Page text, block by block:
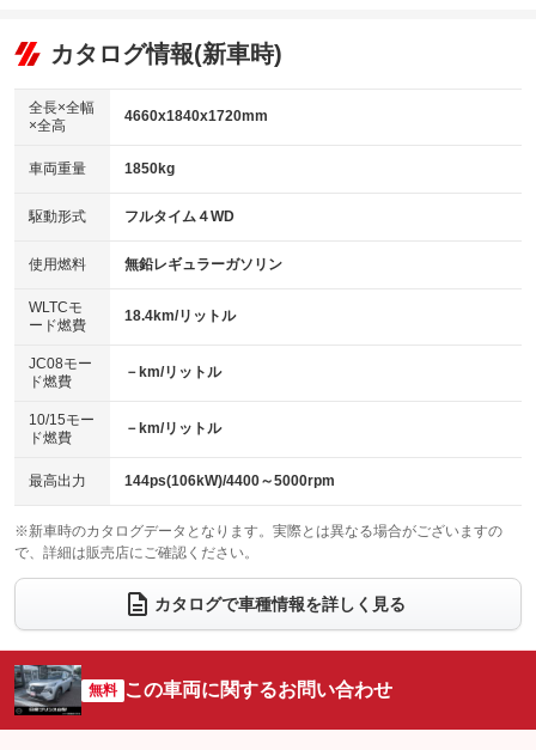
リフトアップ
：装備なし
：装備なし
パワーウィンドウ
アイドリングストップ
：装備あり
USB入力端子
：装備なし
100V電源
：装備なし
センターデフロック
：装備なし
電動格納ミラー
：装備なし
ビジュアル
：装備なし
：装備あり
革シート
キーレス
HID(キセノンライト)
：装備なし
バックカメラ
：装備あり
エアロ
：装備なし
：装備なし
パワーシート
ベンチシート
：装備なし
チップアップシート
：装備なし オットマン
：装備なし
：装備なし ：装備なし
ウォークスルー
：装備なし
電動リアゲート フロントカメラ
：装備なし
：装備なし ：装備あり
サイドカメラ
：装備あり ルーフレール
：装備なし
：装備なし
：装備なし
カタログ情報(新車時)
全長×全幅
×全高
4660x1840x1720mm
車両重量 1850kg
駆動形式 フルタイム４WD
使用燃料 無鉛レギュラーガソリン
WLTCモ
ード燃費
18.4km/リットル
JC08モー
ド燃費
－km/リットル
10/15モー
ド燃費
－km/リットル
最高出力 144ps(106kW)/4400～5000rpm
※新車時のカタログデータとなります。実際とは異なる場合がございますの
で、詳細は販売店にご確認ください。
カタログで車種情報を詳しく見る
無料 この車両に関するお問い合わせ